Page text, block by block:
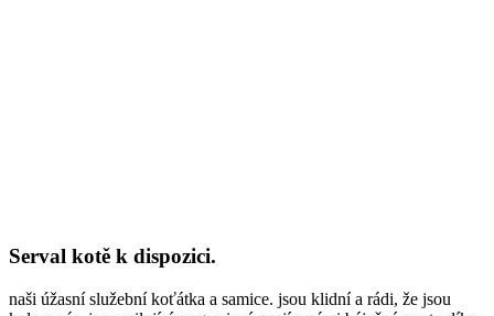
Serval kotě k dispozici.
naši úžasní služební koťátka a samice. jsou klidní a rádi, že jsou